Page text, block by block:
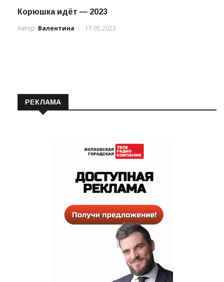
Корюшка идёт — 2023
Автор: Валентина 17.05.2023
РЕКЛАМА